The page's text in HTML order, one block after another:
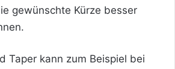
gewünschte Kürze besser
Taper kann zum Beispiel bei